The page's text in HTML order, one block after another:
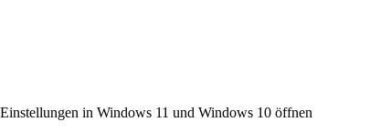
Einstellungen in Windows 11 und Windows 10 öffnen